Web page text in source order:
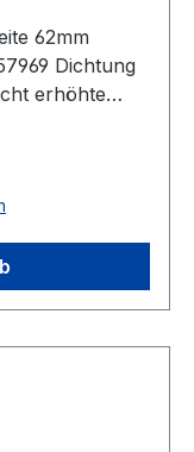
62mm
Dichtung
erhöhte
PN bzw.
um 180 Grad